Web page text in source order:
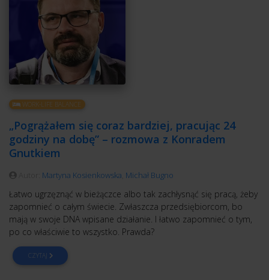
WORK-LIFE BALANCE
„Pogrążałem się coraz bardziej, pracując 24
godziny na dobę” – rozmowa z Konradem
Gnutkiem
Martyna Kosienkowska Michał Bugno
Łatwo ugrzęznąć w bieżączce albo tak zachłysnąć się pracą, żeby
zapomnieć o całym świecie. Zwłaszcza przedsiębiorcom, bo
mają w swoje DNA wpisane działanie. I łatwo zapomnieć o tym,
po co właściwie to wszystko. Prawda?
CZYTAJ